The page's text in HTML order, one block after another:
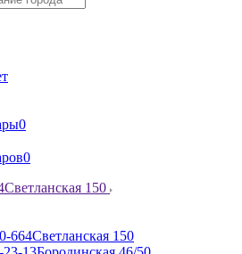
0
0
Светланская 150
664Светланская 150